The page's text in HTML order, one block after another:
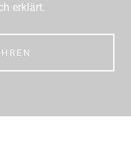
erklärt.